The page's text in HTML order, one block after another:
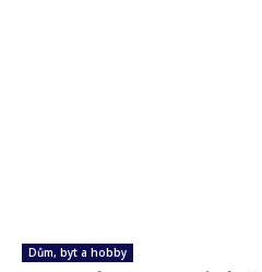
Dům, byt a hobby